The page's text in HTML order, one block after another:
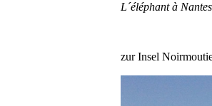
L´éléphant à Nantes
zur Insel